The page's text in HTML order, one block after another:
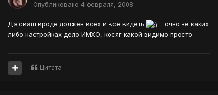
Опубликовано 4 февраля, 2008
Дэ сваш вроде должен всех и все видеть
Точно не каких
либо настройках дело ИМХО, косяг какой видимо просто
Цитата